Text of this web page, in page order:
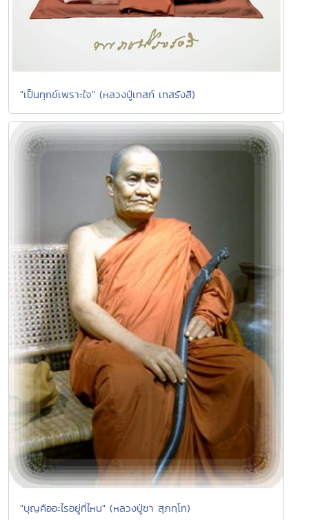
"เป็นทุกข์เพราะใจ" (หลวงปู่เทสก์ เทสรังสี)
"บุญคืออะไรอยู่ที่ไหน" (หลวงปู่ชา สุภทฺโท)